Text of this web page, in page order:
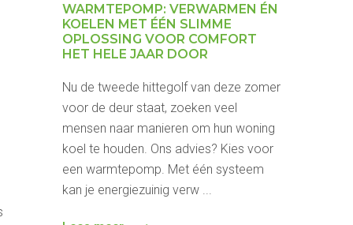
WARMTEPOMP: VERWARMEN ÉN
KOELEN MET ÉÉN SLIMME
OPLOSSING VOOR COMFORT
HET HELE JAAR DOOR
Nu de tweede hittegolf van deze zomer
voor de deur staat, zoeken veel
mensen naar manieren om hun woning
koel te houden. Ons advies? Kies voor
een warmtepomp. Met één systeem
kan je energiezuinig verw ...